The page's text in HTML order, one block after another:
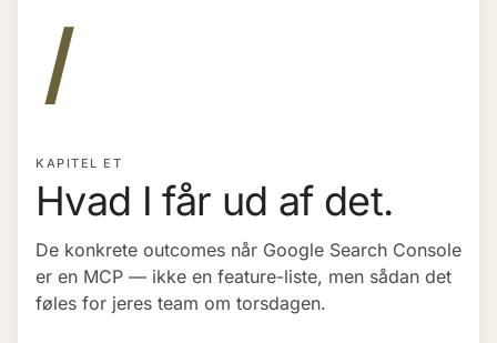
I
KAPITEL ET
Hvad I får ud af det.
De konkrete outcomes når Google Search Console
er en MCP — ikke en feature-liste, men sådan det
føles for jeres team om torsdagen.